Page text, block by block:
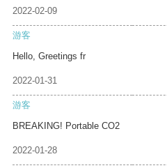
2022-02-09
游客
Hello, Greetings fr
2022-01-31
游客
BREAKING! Portable CO2
2022-01-28